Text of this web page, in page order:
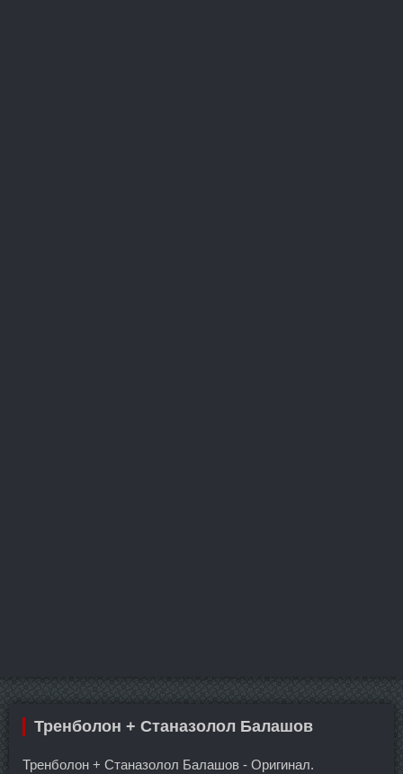
Тренболон + Станазолол Балашов
Тренболон + Станазолол Балашов - Оригинал.